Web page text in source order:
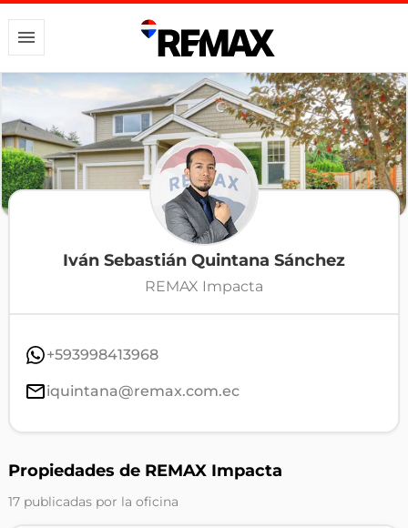
Iván Sebastián Quintana Sánchez
REMAX Impacta
+593998413968
iquintana@remax.com.ec
Propiedades de REMAX Impacta
17 publicadas por la oficina